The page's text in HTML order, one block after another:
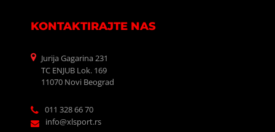
KONTAKTIRAJTE NAS
Jurija Gagarina 231
TC ENJUB Lok. 169
11070 Novi Beograd
011 328 66 70
info@xlsport.rs